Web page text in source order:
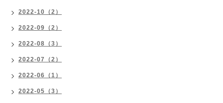
2022-10（2）
2022-09（2）
2022-08（3）
2022-07（2）
2022-06（1）
2022-05（3）